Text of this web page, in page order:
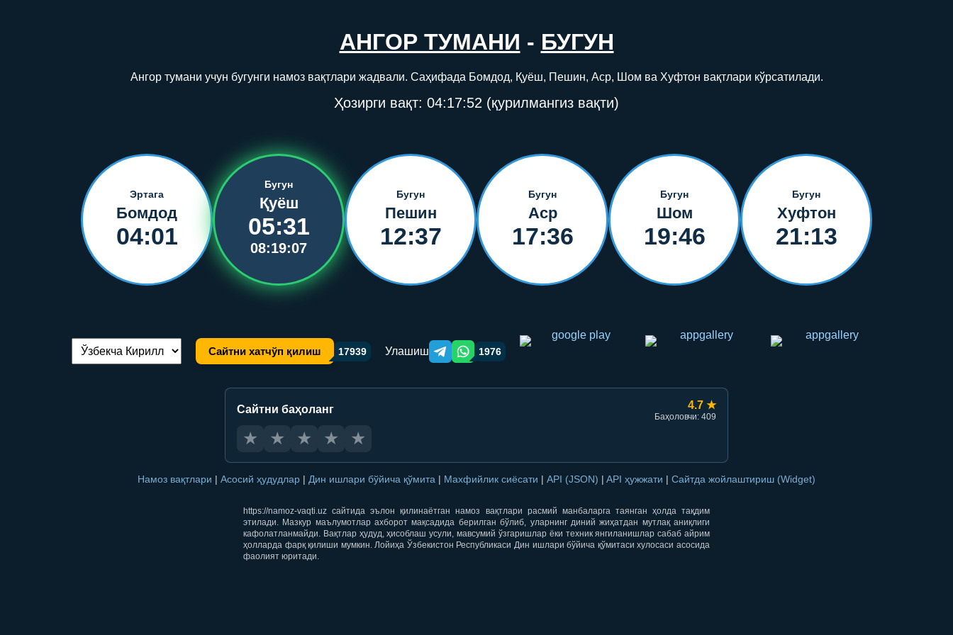
АНГОР ТУМАНИ - БУГУН
Ангор тумани учун бугунги намоз вақтлари жадвали. Саҳифада Бомдод, Қуёш, Пешин, Аср, Шом ва Хуфтон вақтлари кўрсатилади.
Ҳозирги вақт: 04:17:52 (қурилмангиз вақти)
Эртага
Бомдод
04:01
Бугун
Қуёш
05:31
08:19:07
Бугун
Пешин
12:37
Бугун
Аср
17:36
Бугун
Шом
19:46
Бугун
Хуфтон
21:13
Тилни алмаштириш: Сайтни хатчўп қилиш 17939 Улашиш Telegram orqali ulashish
WhatsApp orqali ulashish
1976
Сайтни баҳоланг 4.7 ★
Баҳоловчи: 409
★ ★ ★ ★ ★
Намоз вақтлари | Асосий ҳудудлар | Дин ишлари бўйича қўмита | Махфийлик сиёсати | API (JSON) | API ҳужжати | Сайтда жойлаштириш (Widget)
https://namoz-vaqti.uz сайтида эълон қилинаётган намоз вақтлари расмий манбаларга таянган ҳолда тақдим
этилади. Мазкур маълумотлар ахборот мақсадида берилган бўлиб, уларнинг диний жиҳатдан мутлақ аниқлиги
кафолатланмайди. Вақтлар ҳудуд, ҳисоблаш усули, мавсумий ўзгаришлар ёки техник янгиланишлар сабаб айрим
ҳолларда фарқ қилиши мумкин. Лойиҳа Ўзбекистон Республикаси Дин ишлари бўйича қўмитаси хулосаси асосида
фаолият юритади.